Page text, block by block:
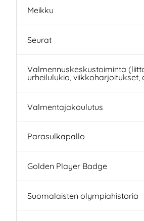
Meikku
Seurat
Valmennuskeskustoiminta
urheilulukio,
Valmentajakoulutus
Parasulkapallo
Golden Player Badge
Suomalaisten olympiahistoria